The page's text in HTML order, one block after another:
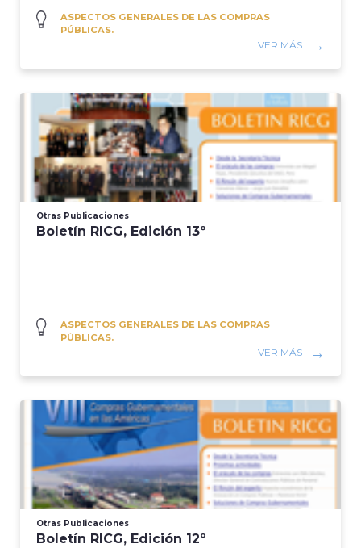
ASPECTOS GENERALES DE LAS COMPRAS
PÚBLICAS.
VER MÁS
Otras Publicaciones
Boletín RICG, Edición 13º
ASPECTOS GENERALES DE LAS COMPRAS
PÚBLICAS.
VER MÁS
Otras Publicaciones
Boletín RICG, Edición 12º